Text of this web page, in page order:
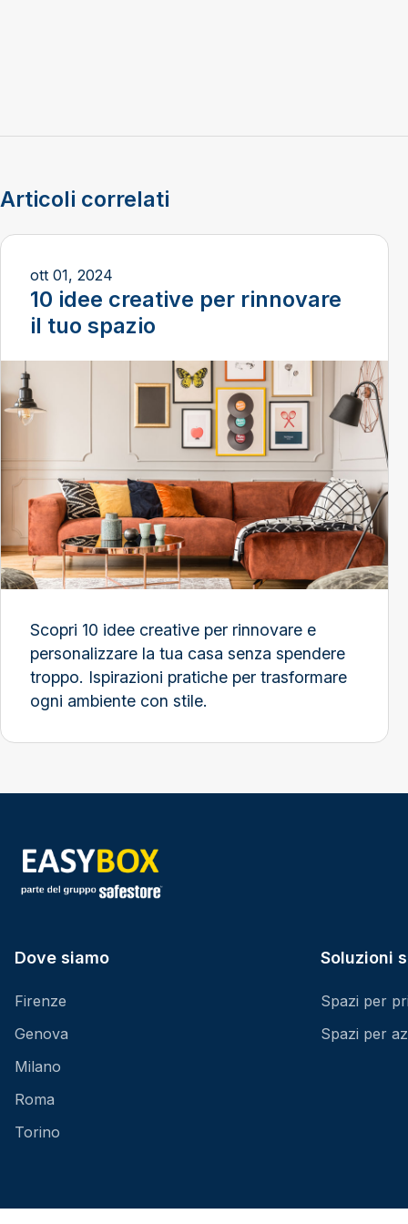
Articoli correlati
ott 01, 2024
10 idee creative per rinnovare
il tuo spazio
Scopri 10 idee creative per rinnovare e
personalizzare la tua casa senza spendere
troppo. Ispirazioni pratiche per trasformare
ogni ambiente con stile.
Dove siamo
Firenze
Genova
Milano
Roma
Torino
Soluzioni
Spazi per
Spazi per